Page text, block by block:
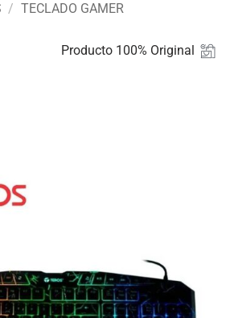
/ TECLADO GAMER
Producto 100% Original